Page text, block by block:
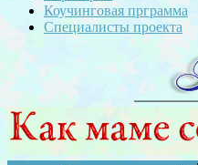
Коучинговая прграмма
Специалисты проекта